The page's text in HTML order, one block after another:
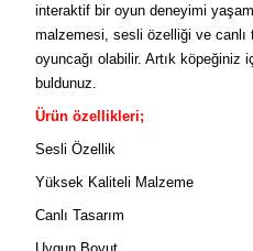
interaktif bir oyun deneyimi
malzemesi, sesli özelliği ve canlı
oyuncağı olabilir. Artık köpeğiniz
buldunuz.
Ürün özellikleri;
Sesli Özellik
Yüksek Kaliteli Malzeme
Canlı Tasarım